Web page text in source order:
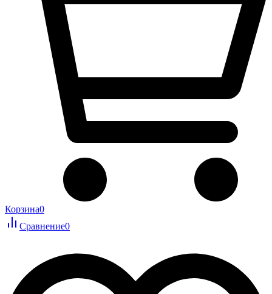
Корзина0
Сравнение0